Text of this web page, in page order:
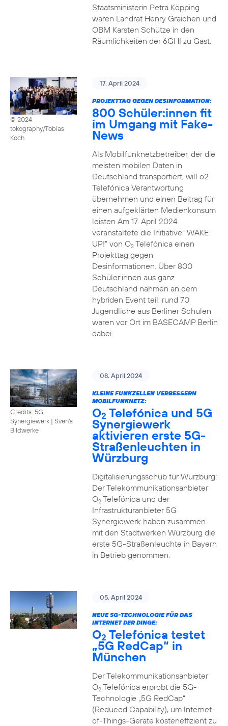
Staatsministerin Petra Köpping
waren Landrat Henry Graichen und
OBM Karsten Schütze in den
Räumlichkeiten der 6GHI zu Gast.
© 2024
tokography/Tobias
Koch
17. April 2024
PROJEKTTAG GEGEN DESINFORMATION:
800 Schüler:innen fit
im Umgang mit Fake-
News
Als Mobilfunknetzbetreiber, der die
meisten mobilen Daten in
Deutschland transportiert, will o2
Telefónica Verantwortung
übernehmen und einen Beitrag für
einen aufgeklärten Medienkonsum
leisten Am 17. April 2024
veranstaltete die Initiative “WAKE
UP!” von O2Telefónica einen
Projekttag gegen
Desinformationen. Über 800
Schüler:innen aus ganz
Deutschland nahmen an dem
hybriden Event teil; rund 70
Jugendliche aus Berliner Schulen
waren vor Ort im BASECAMP Berlin
dabei.
Credits: 5G
Synergiewerk | Sven's
Bildwerke
08. April 2024
KLEINE FUNKZELLEN VERBESSERN
MOBILFUNKNETZ:
O2 Telefónica und 5G
Synergiewerk
aktivieren erste 5G-
Straßenleuchten in
Würzburg
Digitalisierungsschub für Würzburg:
Der Telekommunikationsanbieter
O2Telefónica und der
Infrastrukturanbieter 5G
Synergiewerk haben zusammen
mit den Stadtwerken Würzburg die
erste 5G-Straßenleuchte in Bayern
in Betrieb genommen.
05. April 2024
NEUE 5G-TECHNOLOGIE FÜR DAS
INTERNET DER DINGE:
O2 Telefónica testet
„5G RedCap“ in
München
Der Telekommunikationsanbieter
O2Telefónica erprobt die 5G-
Technologie „5G RedCap“
(Reduced Capability), um Internet-
of-Things-Geräte kosteneffizient zu